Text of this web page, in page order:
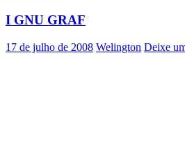
I GNU GRAF
17 de julho de 2008 Welington Deixe